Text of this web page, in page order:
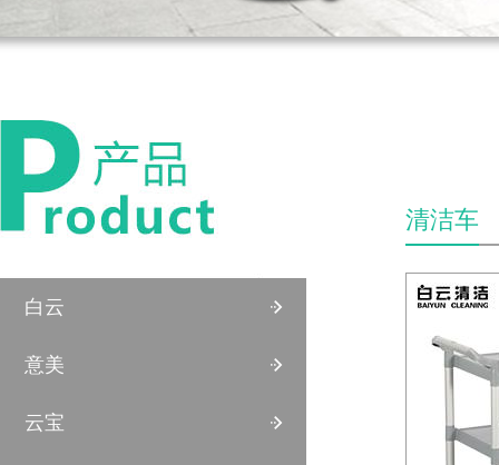
白云
意美
云宝
清洁车